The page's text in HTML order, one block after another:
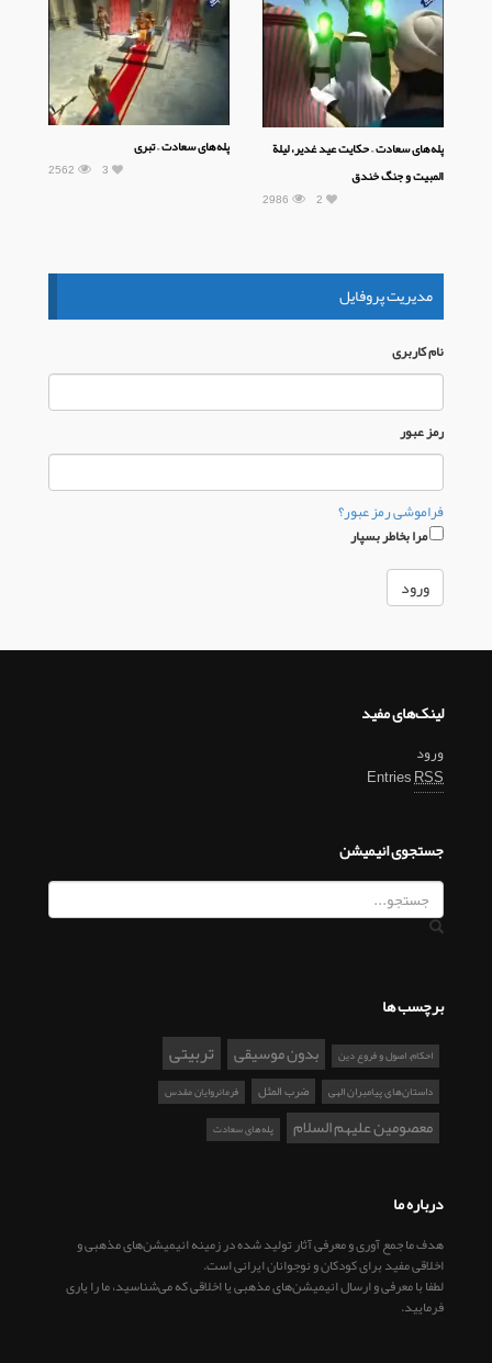
پله‌های سعادت – حکایت عید غدیر، لیلة
المبیت و جنگ خندق
2986 2
پله‌های سعادت – تبری
2562 3
مدیریت پروفایل
نام كاربری
رمز عبور
فراموشی رمز عبور؟
مرا بخاطر بسپار
لینک‌های مفید
ورود
EntriesRSS
جستجوی انیمیشن
برچسب ها
احکام، اصول و فروع دین بدون موسیقی تربیتی
داستان‌های پیامبران الهی ضرب المثل فرمانروایان مقدس
معصومین علیهم السلام پله‌های سعادت
درباره ما
هدف ما جمع آوری و معرفی آثار تولید شده در زمینه انیمیشن‌های مذهبی و
اخلاقی مفید برای کودکان و نوجوانان ایرانی است.
لطفا با معرفی و ارسال انیمیشن‌های مذهبی یا اخلاقی که می‌شناسید، ما را یاری
فرمایید.